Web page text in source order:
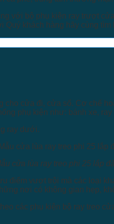
với bộ phụ kiện ray trượt
Quý khách hàng hãy cùng
cửa đi, cửa sổ. Cơ chế
phụ kiện như: bánh xe,
ray dưới.
cửa lùa ray treo phi 25 lắp
điểm vượt trội mà các loại
nơi có không gian hẹp,
các phụ kiện bộ ray treo